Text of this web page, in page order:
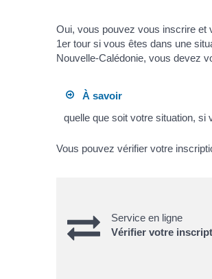
Oui, vous pouvez vous inscrire et
1er tour si vous êtes dans une
Nouvelle-Calédonie, vous devez
À savoir
quelle que soit votre situation, si
Vous pouvez vérifier votre
Service en ligne
Vérifier votre